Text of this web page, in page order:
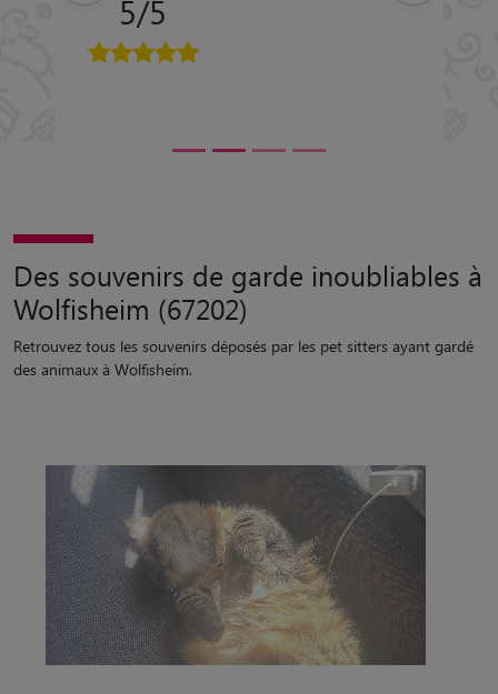
Des souvenirs de garde inoubliables à
Wolfisheim (67202)
Retrouvez tous les souvenirs déposés par les pet sitters ayant gardé
des animaux à Wolfisheim.